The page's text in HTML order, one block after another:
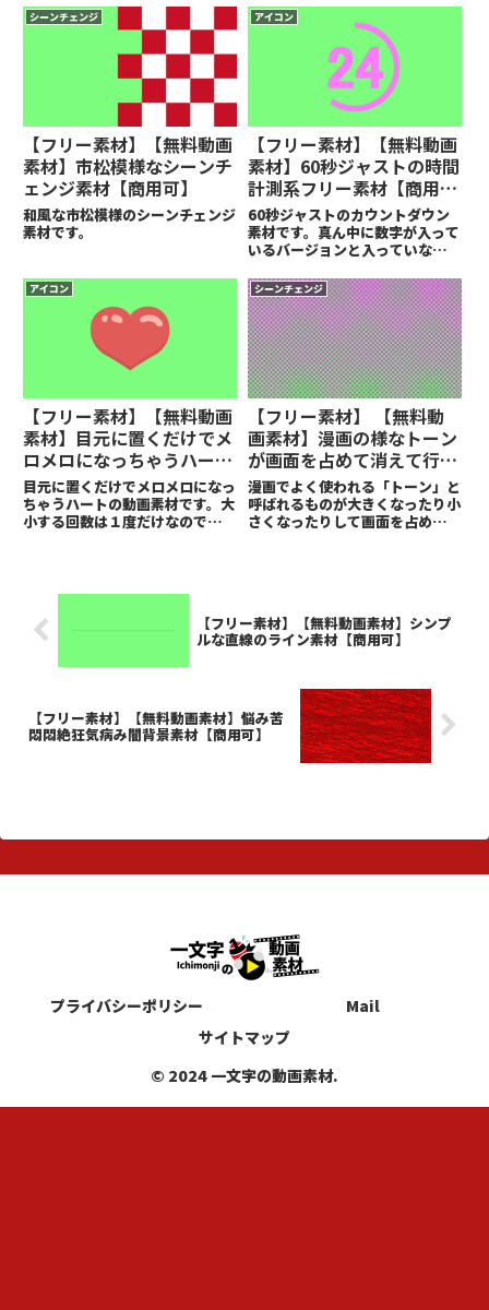
妙に折れ曲がります。
シーンチェンジ
【フリー素材】【無料動画
素材】市松模様なシーンチ
ェンジ素材【商用可】
和風な市松模様のシーンチェンジ
素材です。
アイコン
【フリー素材】【無料動画
素材】60秒ジャストの時間
計測系フリー素材【商用
可】
60秒ジャストのカウントダウン
素材です。真ん中に数字が入って
いるバージョンと入っていないバ
ます。数字が入っていない方が素
材自体が60秒ジャストのものに
なっています。（数字が無くて分
かり辛いので）
アイコン
【フリー素材】【無料動画
素材】目元に置くだけでメ
ロメロになっちゃうハート
アイコン動画素材【商用
可】
目元に置くだけでメロメロになっ
ちゃうハートの動画素材です。大
小する回数は１度だけなのでメロ
もキュートになると思います。
シーンチェンジ
【フリー素材】 【無料動
画素材】漫画の様なトーン
が画面を占めて消えて行く
シーンチェンジ素材【商用
可】
漫画でよく使われる「トーン」と
呼ばれるものが大きくなったり小
さくなったりして画面を占めては
【フリー素材】【無料動画素材】シンプ
ルな直線のライン素材【商用可】
【フリー素材】【無料動画素材】悩み苦
悶悶絶狂気病み闇背景素材【商用可】
プライバシーポリシー
Mail
サイトマップ
© 2024 一文字の動画素材.